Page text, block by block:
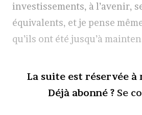
investissements, à l’avenir,
équivalents, et je pense
qu’ils ont été jusqu’à
La suite est réservée à
Déjà abonné ? Se